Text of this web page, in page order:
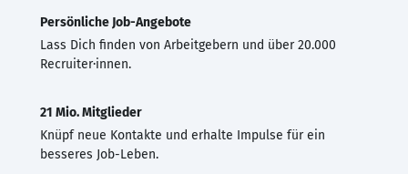
Persönliche Job-Angebote
Lass Dich finden von Arbeitgebern und über 20.000
Recruiter·innen.
21 Mio. Mitglieder
Knüpf neue Kontakte und erhalte Impulse für ein
besseres Job-Leben.